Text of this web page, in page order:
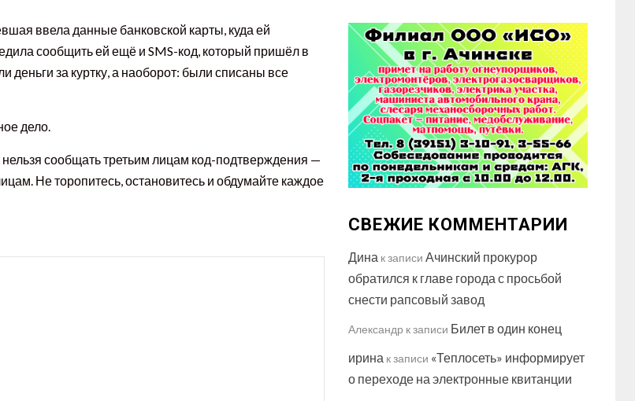
ввела данные банковской карты, куда ей
сообщить ей ещё и SMS-код, который пришёл в
за куртку, а наоборот: были списаны все
дело.
сообщать третьим лицам код-подтверждения —
Не торопитесь, остановитесь и обдумайте каждое
СВЕЖИЕ КОММЕНТАРИИ
Дина к записи Ачинский прокурор
обратился к главе города с просьбой
снести рапсовый завод
Александр к записи Билет в один конец
ирина к записи «Теплосеть» информирует
о переходе на электронные квитанции